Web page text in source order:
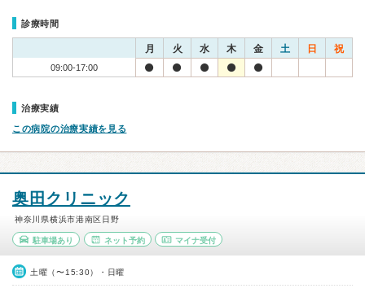
診療時間
月 火 水 木 金 土 日 祝
09:00-17:00
治療実績
この病院の治療実績を見る
奥田クリニック
神奈川県横浜市港南区日野
駐車場あり ネット予約 マイナ受付
土曜（〜15:30）・日曜